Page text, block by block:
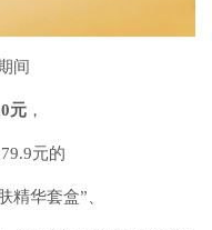
间
元 ，
元的
精华套盒”、